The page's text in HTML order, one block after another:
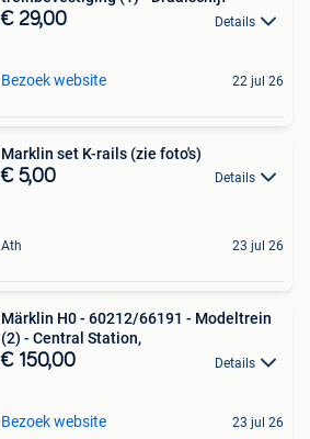
€ 29,00 Details
Bezoek website 22 jul 26
Marklin set K-rails (zie foto's)
€ 5,00 Details
Ath 23 jul 26
Märklin H0 - 60212/66191 - Modeltrein
(2) - Central Station,
€ 150,00 Details
Bezoek website 23 jul 26